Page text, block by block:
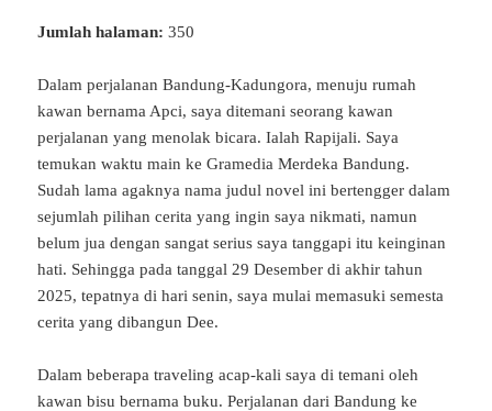
Jumlah halaman: 350
Dalam perjalanan Bandung-Kadungora, menuju rumah
kawan bernama Apci, saya ditemani seorang kawan
perjalanan yang menolak bicara. Ialah Rapijali. Saya
temukan waktu main ke Gramedia Merdeka Bandung.
Sudah lama agaknya nama judul novel ini bertengger dalam
sejumlah pilihan cerita yang ingin saya nikmati, namun
belum jua dengan sangat serius saya tanggapi itu keinginan
hati. Sehingga pada tanggal 29 Desember di akhir tahun
2025, tepatnya di hari senin, saya mulai memasuki semesta
cerita yang dibangun Dee.
Dalam beberapa traveling acap-kali saya di temani oleh
kawan bisu bernama buku. Perjalanan dari Bandung ke